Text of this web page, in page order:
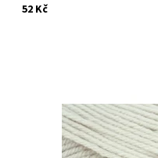
52 Kč
Dostupnost:
Na dotaz
HE 70019